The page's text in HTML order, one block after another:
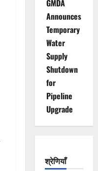
GMDA
Announces
Temporary
Water
Supply
Shutdown
for
Pipeline
Upgrade
श्रेणियाँ